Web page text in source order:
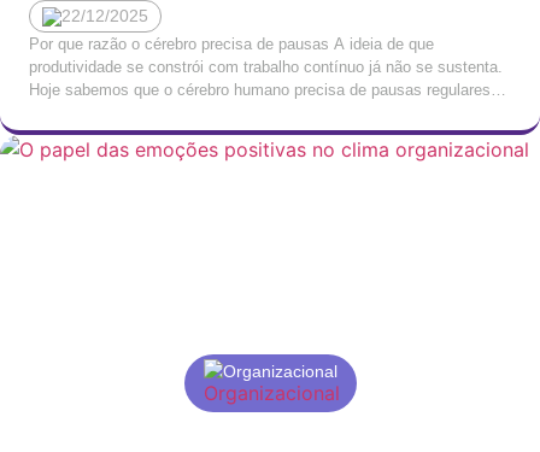
22/12/2025
Por que razão o cérebro precisa de pausas A ideia de que
produtividade se constrói com trabalho contínuo já não se sustenta.
Hoje sabemos que o cérebro humano precisa de pausas regulares
Health Publishing aponta que pausas curtas durante o dia diminuem
a tensão fisiológica, […]
Organizacional